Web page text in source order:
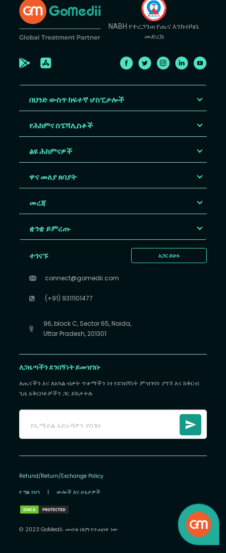
NABH የተረጋገጠ የጤና እንክብካቤ
መድረክ
በህንድ ውስጥ ከፍተኛ ሆስፒታሎች
የሕክምና ስፔሻሊስቶች
ልዩ ሕክምናዎች
ዋና መለያ ጸባያት
መረጃ
ቋንቋ ይምረጡ
አጋር ይሁኑ
ተገናኙ
connect@gomedii.com
(+91) 9311101477
96, block C, Sector 65, Noida,
Uttar Pradesh, 201301
ለጋዜጣችን ደንበኝነት ይመዝገቡ
ለጤናችን እና ለአካል ብቃት ጥቆማችን ነፃ የደንበኝነት ምዝገባን ያግኙ እና ከቅርብ
ጊዜ አቅርቦቶቻችን ጋር ይከታተሉ
Refund/Return/Exchange Policy
የ ግል የሆነ | ውሎች እና ሁኔታዎች
© 2023 GoMedii. መብቱ በህግ የተጠበቀ ነው